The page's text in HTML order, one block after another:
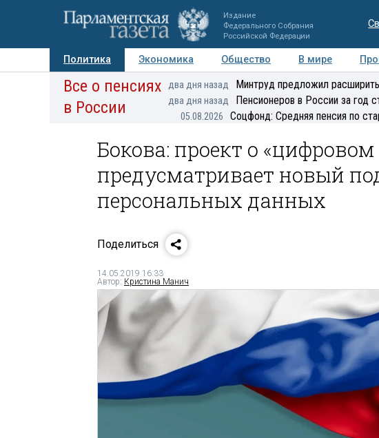
Издание
Федерального Собрания
Российской Федерации
Политика Экономика Общество В мире
Авторы Персоны Мнения Регионы
Все о пенсиях
в России
два дня назад Минтруд предложил
два дня назад Пенсионеров в России за год
05.08.2026 Соцфонд: Средняя пенсия по
Бокова: проект о
предусматривает новый
персональных данных
Поделиться
14.05.2019 16:33
Автор: Кристина Манич